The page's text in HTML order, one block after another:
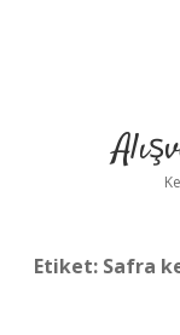
Etiket: Safra